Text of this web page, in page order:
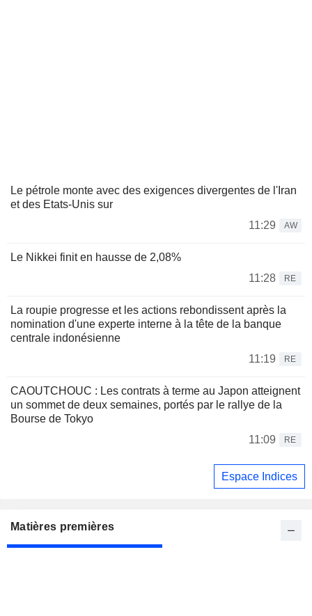
Le pétrole monte avec des exigences divergentes de l'Iran
et des Etats-Unis sur
11:29
AW
Le Nikkei finit en hausse de 2,08%
11:28
RE
La roupie progresse et les actions rebondissent après la
nomination d'une experte interne à la tête de la banque
centrale indonésienne
11:19
RE
CAOUTCHOUC : Les contrats à terme au Japon atteignent
un sommet de deux semaines, portés par le rallye de la
Bourse de Tokyo
11:09
RE
Espace Indices
Matières premières